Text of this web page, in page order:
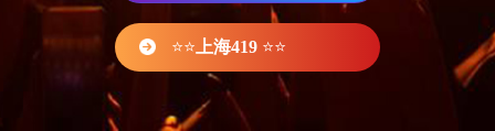
⭐⭐ 上海419 ⭐⭐